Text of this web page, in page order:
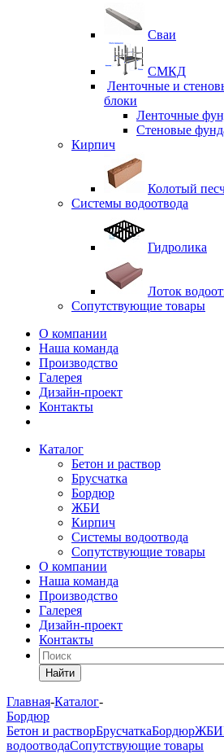
Сваи
СМКД
Ленточные и
блоки
Ленточные
Стеновые
Кирпич
Колотый
Системы водоотвода
Гидролика
Лоток
Сопутствующие товары
О компании
Наша команда
Производство
Галерея
Дизайн-проект
Контакты
Каталог
Бетон и раствор
Брусчатка
Бордюр
ЖБИ
Кирпич
Системы водоотвода
Сопутствующие товары
О компании
Наша команда
Производство
Галерея
Дизайн-проект
Контакты
Найти
Главная-Каталог-
Бордюр
Бетон и растворБрусчаткаБордюрЖБИ
водоотводаСопутствующие товары